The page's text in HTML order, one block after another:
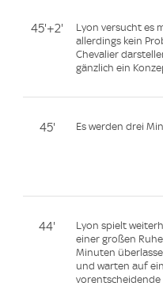
45'+2'
Lyon versucht es
allerdings kein
Chevalier
gänzlich ein
45' Es werden drei
44'
Lyon spielt
einer großen
Minuten
und warten auf
vorentscheidende